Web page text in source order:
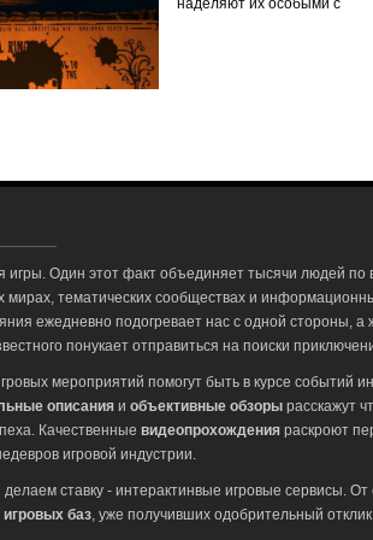
наделяют их особыми с
игры. Один этот факт объединяет тысячи людей по
мирах, тематических сообществах и
ежедневно подогревает нас с одной стороны, а
понукает отправиться на поиски
мероприятий помогут быть в курсе событий
описания и объективные обзоры расскажут
Качественные видеопрохождения раскроют
игровой индустрии.
ставку - интерактинвые игровые сервисы.
игровых баз, уже получивших одобрительный